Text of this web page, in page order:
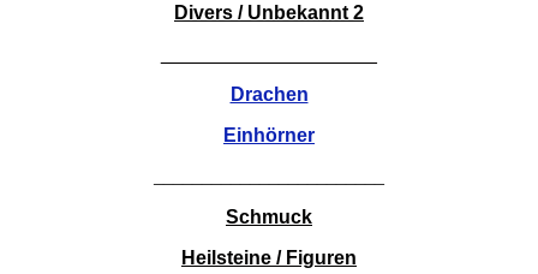
Divers / Unbekannt 2
Drachen
Einhörner
Schmuck
Heilsteine / Figuren